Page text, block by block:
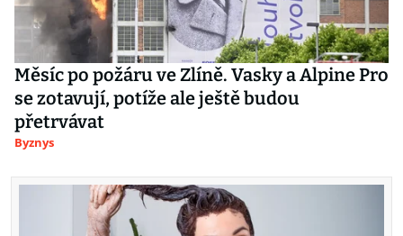
Měsíc po požáru ve Zlíně. Vasky a Alpine Pro
se zotavují, potíže ale ještě budou
přetrvávat
Byznys